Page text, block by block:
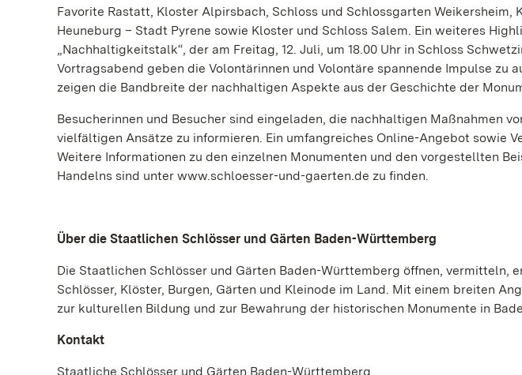
Favorite Rastatt, Kloster Alpirsbach, Schloss und Schlossgarten Weikersheim,
Heuneburg – Stadt Pyrene sowie Kloster und Schloss Salem. Ein weiteres
„Nachhaltigkeitstalk“, der am Freitag, 12. Juli, um 18.00 Uhr in Schloss
Vortragsabend geben die Volontärinnen und Volontäre spannende Impulse zu
zeigen die Bandbreite der nachhaltigen Aspekte aus der Geschichte der
Besucherinnen und Besucher sind eingeladen, die nachhaltigen Maßnahmen
vielfältigen Ansätze zu informieren. Ein umfangreiches Online-Angebot sowie
Weitere Informationen zu den einzelnen Monumenten und den vorgestellten
Handelns sind unter www.schloesser-und-gaerten.de zu finden.
Über die Staatlichen Schlösser und Gärten Baden-Württemberg
Die Staatlichen Schlösser und Gärten Baden-Württemberg öffnen, vermitteln,
Schlösser, Klöster, Burgen, Gärten und Kleinode im Land. Mit einem breiten
zur kulturellen Bildung und zur Bewahrung der historischen Monumente in
Kontakt
Staatliche Schlösser und Gärten Baden-Württemberg